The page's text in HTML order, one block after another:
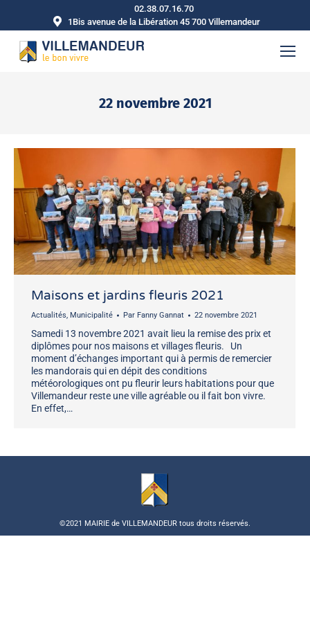
02.38.07.16.70
1Bis avenue de la Libération 45 700 Villemandeur
22 novembre 2021
Maisons et jardins fleuris 2021
Actualités, Municipalité Par Fanny Gannat 22 novembre 2021
Samedi 13 novembre 2021 avait lieu la remise des prix et
diplômes pour nos maisons et villages fleuris. Un
moment d’échanges important qui à permis de remercier
les mandorais qui en dépit des conditions
météorologiques ont pu fleurir leurs habitations pour que
Villemandeur reste une ville agréable ou il fait bon vivre.
En effet,…
©2021 MAIRIE de VILLEMANDEUR tous droits réservés.